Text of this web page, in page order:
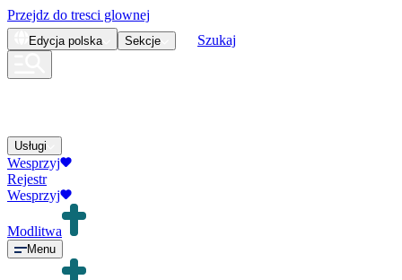
Przejdz do tresci glownej
Edycja polska Sekcje Szukaj
Usługi
Wesprzyj
Rejestr
Wesprzyj
Modlitwa
Menu